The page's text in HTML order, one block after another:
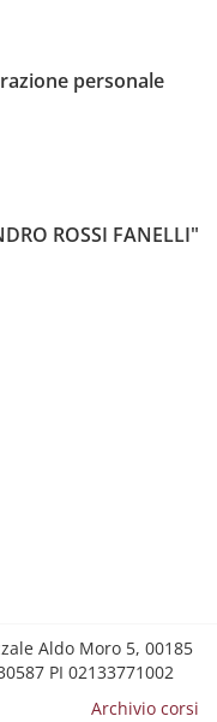
personale
ROSSI FANELLI"
Aldo Moro 5, 00185
PI 02133771002
Archivio corsi